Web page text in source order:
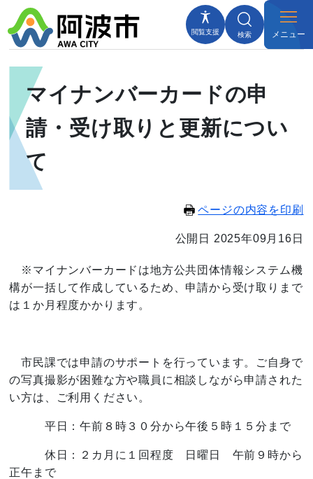
閲覧支援 検索 メニュー
マイナンバーカードの申
請・受け取りと更新につい
て
ページの内容を印刷
公開日 2025年09月16日
※マイナンバーカードは地方公共団体情報システム機
構が一括して作成しているため、申請から受け取りまで
は１か月程度かかります。
市民課では申請のサポートを行っています。ご自身で
の写真撮影が困難な方や職員に相談しながら申請された
い方は、ご利用ください。
平日：午前８時３０分から午後５時１５分まで
休日：２カ月に１回程度 日曜日 午前９時から
正午まで